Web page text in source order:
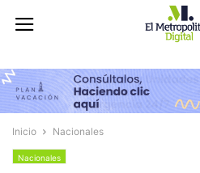
Inicio Nacionales
Nacionales